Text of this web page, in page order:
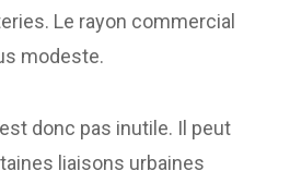
Le rayon commercial
modeste.
donc pas inutile. Il peut
liaisons urbaines